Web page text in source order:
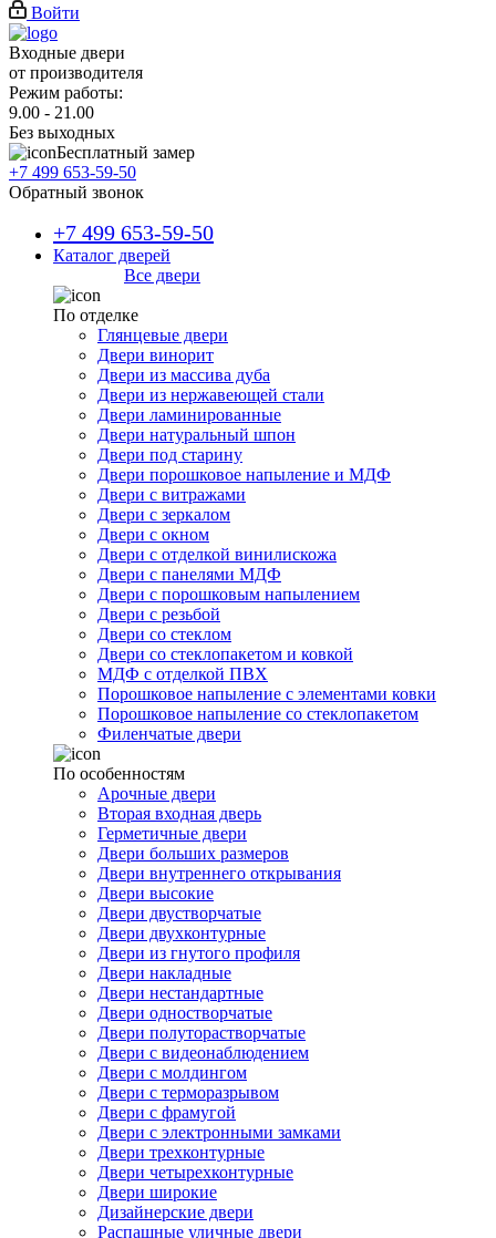
Войти
Входные двери
от производителя
Режим работы:
9.00 - 21.00
Без выходных
Бесплатный замер
+7 499 653-59-50
Обратный звонок
+7 499 653-59-50
Каталог дверей
Все двери
По отделке
Глянцевые двери
Двери винорит
Двери из массива дуба
Двери из нержавеющей стали
Двери ламинированные
Двери натуральный шпон
Двери под старину
Двери порошковое напыление и МДФ
Двери с витражами
Двери с зеркалом
Двери с окном
Двери с отделкой винилискожа
Двери с панелями МДФ
Двери с порошковым напылением
Двери с резьбой
Двери со стеклом
Двери со стеклопакетом и ковкой
МДФ с отделкой ПВХ
Порошковое напыление с элементами ковки
Порошковое напыление со стеклопакетом
Филенчатые двери
По особенностям
Арочные двери
Вторая входная дверь
Герметичные двери
Двери больших размеров
Двери внутреннего открывания
Двери высокие
Двери двустворчатые
Двери двухконтурные
Двери из гнутого профиля
Двери накладные
Двери нестандартные
Двери одностворчатые
Двери полуторастворчатые
Двери с видеонаблюдением
Двери с молдингом
Двери с терморазрывом
Двери с фрамугой
Двери с электронными замками
Двери трехконтурные
Двери четырехконтурные
Двери широкие
Дизайнерские двери
Распашные уличные двери